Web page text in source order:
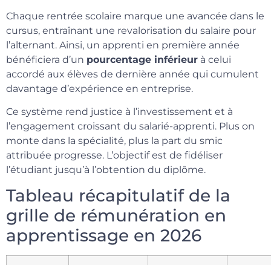
Chaque rentrée scolaire marque une avancée dans le
cursus, entraînant une revalorisation du salaire pour
l’alternant. Ainsi, un apprenti en première année
bénéficiera d’un pourcentage inférieur à celui
accordé aux élèves de dernière année qui cumulent
davantage d’expérience en entreprise.
Ce système rend justice à l’investissement et à
l’engagement croissant du salarié-apprenti. Plus on
monte dans la spécialité, plus la part du smic
attribuée progresse. L’objectif est de fidéliser
l’étudiant jusqu’à l’obtention du diplôme.
Tableau récapitulatif de la
grille de rémunération en
apprentissage en 2026